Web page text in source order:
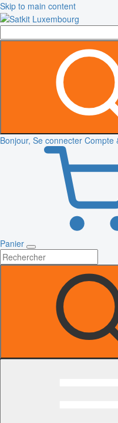
Skip to main content
Bonjour, Se connecter Compte
Panier